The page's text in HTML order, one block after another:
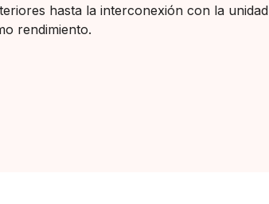
hasta la interconexión con la unidad
rendimiento.